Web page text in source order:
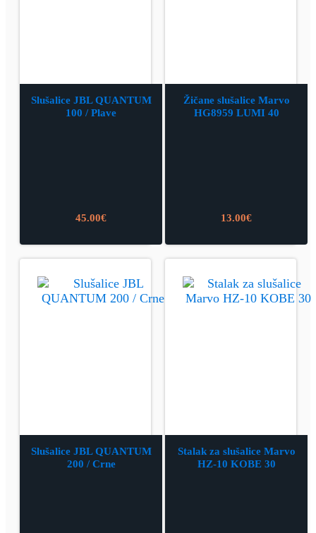
Slušalice JBL QUANTUM
100 / Plave
45.00€
Žičane slušalice Marvo
HG8959 LUMI 40
13.00€
Slušalice JBL QUANTUM
200 / Crne
Stalak za slušalice Marvo
HZ-10 KOBE 30